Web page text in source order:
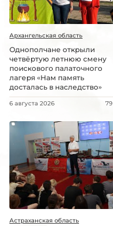
Архангельская область
Однополчане открыли
четвёртую летнюю смену
поискового палаточного
лагеря «Нам память
досталась в наследство»
6 августа 2026 79
Астраханская область